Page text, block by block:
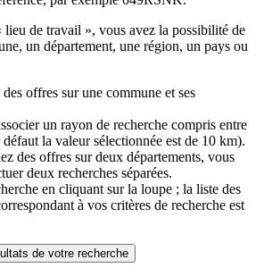
lieu de travail », vous avez la possibilité de
un département, une région, un pays ou
offres sur une commune et ses
un rayon de recherche compris entre
la valeur sélectionnée est de 10 km).
des offres sur deux départements, vous
deux recherches séparées.
en cliquant sur la loupe ; la liste des
à vos critères de recherche est
de votre recherche